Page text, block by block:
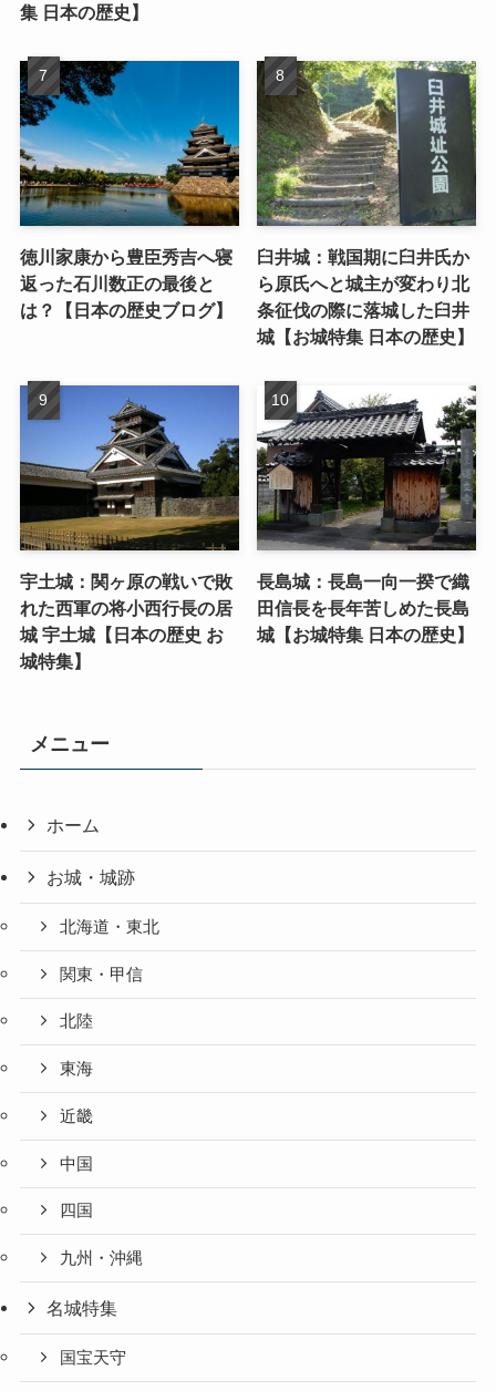
集 日本の歴史】
徳川家康から豊臣秀吉へ寝
返った石川数正の最後と
は？【日本の歴史ブログ】
臼井城：戦国期に臼井氏か
ら原氏へと城主が変わり北
条征伐の際に落城した臼井
城【お城特集 日本の歴史】
宇土城：関ヶ原の戦いで敗
れた西軍の将小西行長の居
城 宇土城【日本の歴史 お
城特集】
長島城：長島一向一揆で織
田信長を長年苦しめた長島
城【お城特集 日本の歴史】
メニュー
ホーム
お城・城跡
北海道・東北
関東・甲信
北陸
東海
近畿
中国
四国
九州・沖縄
名城特集
国宝天守